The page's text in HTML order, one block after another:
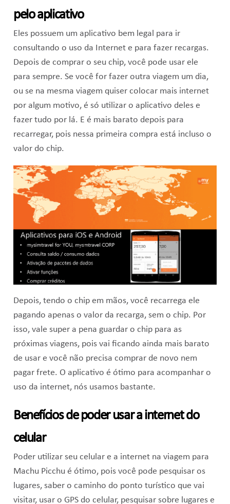
pelo aplicativo
Eles possuem um aplicativo bem legal para ir
consultando o uso da Internet e para fazer recargas.
Depois de comprar o seu chip, você pode usar ele
para sempre. Se você for fazer outra viagem um dia,
ou se na mesma viagem quiser colocar mais internet
por algum motivo, é só utilizar o aplicativo deles e
fazer tudo por lá. E é mais barato depois para
recarregar, pois nessa primeira compra está incluso o
valor do chip.
Depois, tendo o chip em mãos, você recarrega ele
pagando apenas o valor da recarga, sem o chip. Por
isso, vale super a pena guardar o chip para as
próximas viagens, pois vai ficando ainda mais barato
de usar e você não precisa comprar de novo nem
pagar frete. O aplicativo é ótimo para acompanhar o
uso da internet, nós usamos bastante.
Benefícios de poder usar a internet do
celular
Poder utilizar seu celular e a internet na viagem para
Machu Picchu é ótimo, pois você pode pesquisar os
lugares, saber o caminho do ponto turístico que vai
visitar, usar o GPS do celular, pesquisar sobre lugares e